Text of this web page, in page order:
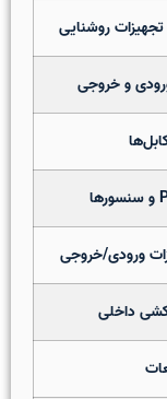
روشنایی
و خروجی
ورودی/خروجی
داخلی